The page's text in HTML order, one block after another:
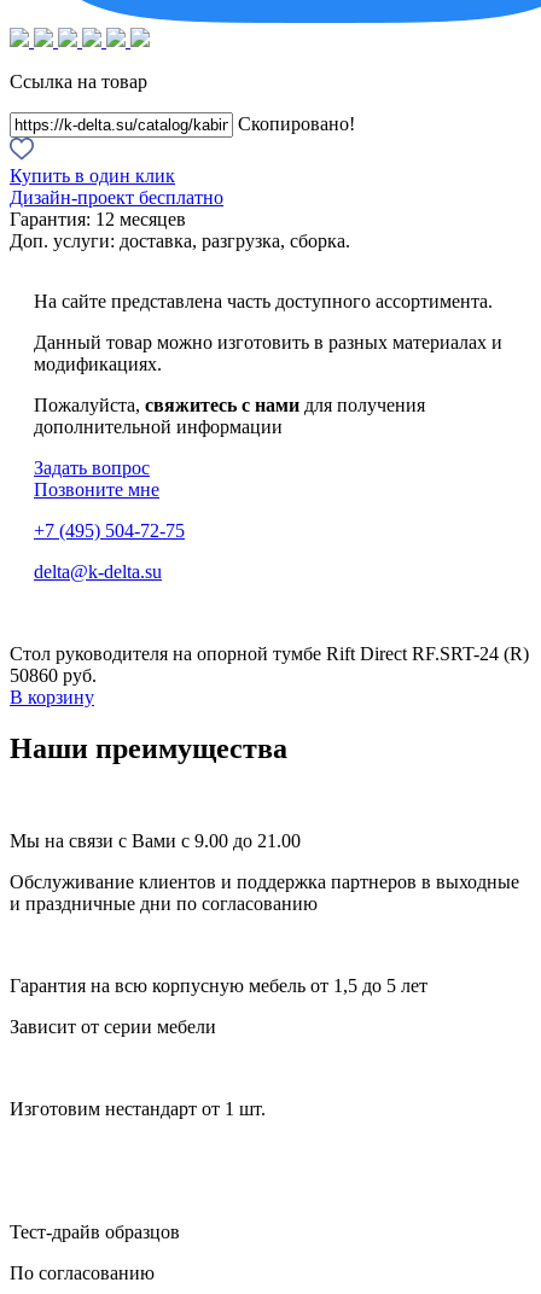
Ссылка на товар
Скопировано!
Купить в один клик
Дизайн-проект бесплатно
Гарантия: 12 месяцев
Доп. услуги: доставка, разгрузка, сборка.
На сайте представлена часть доступного ассортимента.
Данный товар можно изготовить в разных материалах и
модификациях.
Пожалуйста, свяжитесь с нами для получения
дополнительной информации
Задать вопрос
Позвоните мне
+7 (495) 504-72-75
delta@k-delta.su
Стол руководителя на опорной тумбе Rift Direct RF.SRT-24 (R)
50860 руб.
В корзину
Наши преимущества
Мы на связи с Вами с 9.00 до 21.00
Обслуживание клиентов и поддержка партнеров в выходные
и праздничные дни по согласованию
Гарантия на всю корпусную мебель от 1,5 до 5 лет
Зависит от серии мебели
Изготовим нестандарт от 1 шт.
Тест-драйв образцов
По согласованию